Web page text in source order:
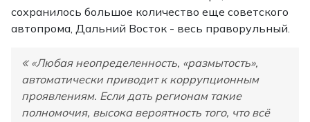
сохранилось большое количество еще советского
автопрома, Дальний Восток - весь праворульный.
«Любая неопределенность, «размытость»,
автоматически приводит к коррупционным
проявлениям. Если дать регионам такие
полномочия, высока вероятность того, что всё